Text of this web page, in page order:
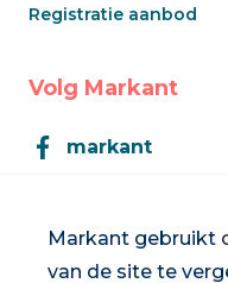
Markant gebruikt
van de site te
Registratie aanbod
Volg Markant
markant